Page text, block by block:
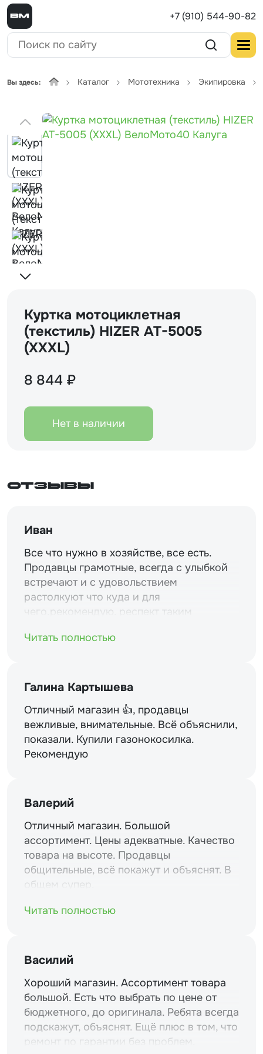
+7 (910) 544-90-82
Вы здесь: Каталог Мототехника Экипировка
Куртка мотоциклетная
(текстиль) HIZER AT-5005
(XXXL)
8 844 ₽
Нет в наличии
Отзывы
Иван
Все что нужно в хозяйстве, все есть.
Продавцы грамотные, всегда с улыбкой
встречают и с удовольствием
растолкуют что куда и для
чего.рекомендую. респект таким
Читать полностью
Галина Картышева
Отличный магазин 👍, продавцы
вежливые, внимательные. Всё объяснили,
показали. Купили газонокосилка.
Рекомендую
Валерий
Отличный магазин. Большой
ассортимент. Цены адекватные. Качество
товара на высоте. Продавцы
общительные, всё покажут и объяснят. В
общем супер.
Читать полностью
Василий
Хороший магазин. Ассортимент товара
большой. Есть что выбрать по цене от
бюджетного, до оригинала. Ребята всегда
подскажут, объяснят. Ещё плюс в том, что
ремонт по гарантии без проблем.